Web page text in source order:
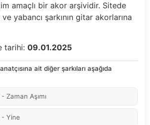
amaçlı bir akor arşividir. Sitede
yabancı şarkının gitar akorlarına
tarihi: 09.01.2025
ait diğer şarkıları aşağıda
Zaman Aşımı
Yine